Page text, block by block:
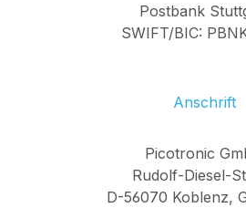
Postbank
SWIFT/BIC:
Anschrift
Picotronic
Rudolf-Diesel-
D-56070 Koblenz,